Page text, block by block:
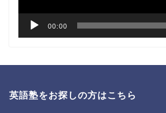
00:00
英語塾をお探しの方はこちら